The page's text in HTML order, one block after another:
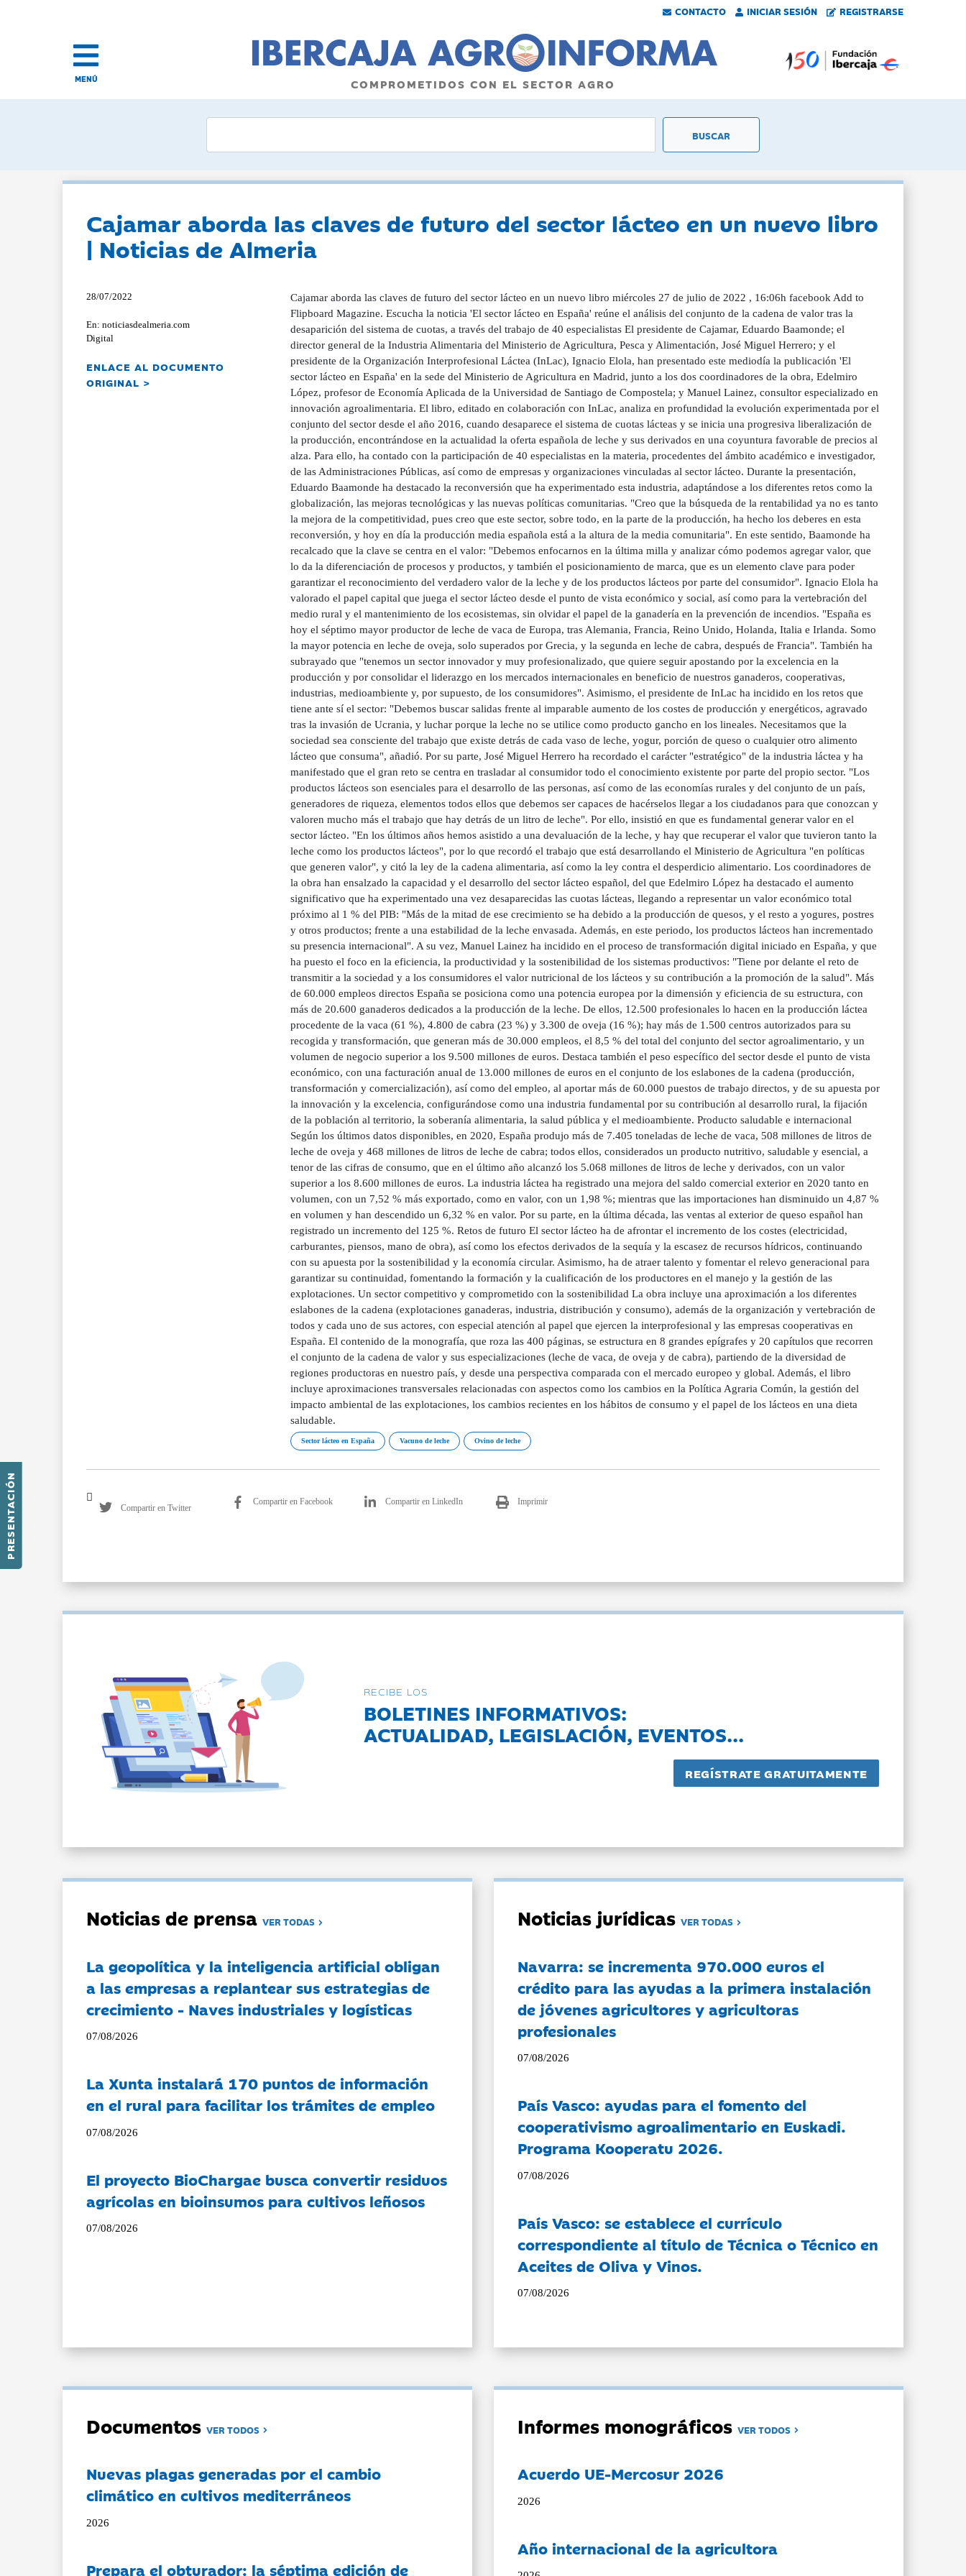
CONTACTO INICIAR SESIÓN REGISTRARSE
PRESENTACIÓN
MENÚ COMPROMETIDOS CON EL SECTOR AGRO
Cajamar aborda las claves de futuro del sector lácteo en un nuevo libro
| Noticias de Almeria
28/07/2022
En: noticiasdealmeria.com
Digital
ENLACE AL DOCUMENTO
ORIGINAL >
Cajamar aborda las claves de futuro del sector lácteo en un nuevo libro miércoles 27 de julio de 2022 , 16:06h facebook Add to
Flipboard Magazine. Escucha la noticia 'El sector lácteo en España' reúne el análisis del conjunto de la cadena de valor tras la
desaparición del sistema de cuotas, a través del trabajo de 40 especialistas El presidente de Cajamar, Eduardo Baamonde; el
director general de la Industria Alimentaria del Ministerio de Agricultura, Pesca y Alimentación, José Miguel Herrero; y el
presidente de la Organización Interprofesional Láctea (InLac), Ignacio Elola, han presentado este mediodía la publicación 'El
sector lácteo en España' en la sede del Ministerio de Agricultura en Madrid, junto a los dos coordinadores de la obra, Edelmiro
López, profesor de Economía Aplicada de la Universidad de Santiago de Compostela; y Manuel Lainez, consultor especializado en
innovación agroalimentaria. El libro, editado en colaboración con InLac, analiza en profundidad la evolución experimentada por el
conjunto del sector desde el año 2016, cuando desaparece el sistema de cuotas lácteas y se inicia una progresiva liberalización de
la producción, encontrándose en la actualidad la oferta española de leche y sus derivados en una coyuntura favorable de precios al
alza. Para ello, ha contado con la participación de 40 especialistas en la materia, procedentes del ámbito académico e investigador,
de las Administraciones Públicas, así como de empresas y organizaciones vinculadas al sector lácteo. Durante la presentación,
Eduardo Baamonde ha destacado la reconversión que ha experimentado esta industria, adaptándose a los diferentes retos como la
globalización, las mejoras tecnológicas y las nuevas políticas comunitarias. "Creo que la búsqueda de la rentabilidad ya no es tanto
la mejora de la competitividad, pues creo que este sector, sobre todo, en la parte de la producción, ha hecho los deberes en esta
reconversión, y hoy en día la producción media española está a la altura de la media comunitaria". En este sentido, Baamonde ha
recalcado que la clave se centra en el valor: "Debemos enfocarnos en la última milla y analizar cómo podemos agregar valor, que
lo da la diferenciación de procesos y productos, y también el posicionamiento de marca, que es un elemento clave para poder
garantizar el reconocimiento del verdadero valor de la leche y de los productos lácteos por parte del consumidor". Ignacio Elola ha
valorado el papel capital que juega el sector lácteo desde el punto de vista económico y social, así como para la vertebración del
medio rural y el mantenimiento de los ecosistemas, sin olvidar el papel de la ganadería en la prevención de incendios. "España es
hoy el séptimo mayor productor de leche de vaca de Europa, tras Alemania, Francia, Reino Unido, Holanda, Italia e Irlanda. Somo
la mayor potencia en leche de oveja, solo superados por Grecia, y la segunda en leche de cabra, después de Francia". También ha
subrayado que "tenemos un sector innovador y muy profesionalizado, que quiere seguir apostando por la excelencia en la
producción y por consolidar el liderazgo en los mercados internacionales en beneficio de nuestros ganaderos, cooperativas,
industrias, medioambiente y, por supuesto, de los consumidores". Asimismo, el presidente de InLac ha incidido en los retos que
tiene ante sí el sector: "Debemos buscar salidas frente al imparable aumento de los costes de producción y energéticos, agravado
tras la invasión de Ucrania, y luchar porque la leche no se utilice como producto gancho en los lineales. Necesitamos que la
sociedad sea consciente del trabajo que existe detrás de cada vaso de leche, yogur, porción de queso o cualquier otro alimento
lácteo que consuma", añadió. Por su parte, José Miguel Herrero ha recordado el carácter "estratégico" de la industria láctea y ha
manifestado que el gran reto se centra en trasladar al consumidor todo el conocimiento existente por parte del propio sector. "Los
productos lácteos son esenciales para el desarrollo de las personas, así como de las economías rurales y del conjunto de un país,
generadores de riqueza, elementos todos ellos que debemos ser capaces de hacérselos llegar a los ciudadanos para que conozcan y
valoren mucho más el trabajo que hay detrás de un litro de leche". Por ello, insistió en que es fundamental generar valor en el
sector lácteo. "En los últimos años hemos asistido a una devaluación de la leche, y hay que recuperar el valor que tuvieron tanto la
leche como los productos lácteos", por lo que recordó el trabajo que está desarrollando el Ministerio de Agricultura "en políticas
que generen valor", y citó la ley de la cadena alimentaria, así como la ley contra el desperdicio alimentario. Los coordinadores de
la obra han ensalzado la capacidad y el desarrollo del sector lácteo español, del que Edelmiro López ha destacado el aumento
significativo que ha experimentado una vez desaparecidas las cuotas lácteas, llegando a representar un valor económico total
próximo al 1 % del PIB: "Más de la mitad de ese crecimiento se ha debido a la producción de quesos, y el resto a yogures, postres
y otros productos; frente a una estabilidad de la leche envasada. Además, en este periodo, los productos lácteos han incrementado
su presencia internacional". A su vez, Manuel Lainez ha incidido en el proceso de transformación digital iniciado en España, y que
ha puesto el foco en la eficiencia, la productividad y la sostenibilidad de los sistemas productivos: "Tiene por delante el reto de
transmitir a la sociedad y a los consumidores el valor nutricional de los lácteos y su contribución a la promoción de la salud". Más
de 60.000 empleos directos España se posiciona como una potencia europea por la dimensión y eficiencia de su estructura, con
más de 20.600 ganaderos dedicados a la producción de la leche. De ellos, 12.500 profesionales lo hacen en la producción láctea
procedente de la vaca (61 %), 4.800 de cabra (23 %) y 3.300 de oveja (16 %); hay más de 1.500 centros autorizados para su
recogida y transformación, que generan más de 30.000 empleos, el 8,5 % del total del conjunto del sector agroalimentario, y un
volumen de negocio superior a los 9.500 millones de euros. Destaca también el peso específico del sector desde el punto de vista
económico, con una facturación anual de 13.000 millones de euros en el conjunto de los eslabones de la cadena (producción,
transformación y comercialización), así como del empleo, al aportar más de 60.000 puestos de trabajo directos, y de su apuesta por
la innovación y la excelencia, configurándose como una industria fundamental por su contribución al desarrollo rural, la fijación
de la población al territorio, la soberanía alimentaria, la salud pública y el medioambiente. Producto saludable e internacional
Según los últimos datos disponibles, en 2020, España produjo más de 7.405 toneladas de leche de vaca, 508 millones de litros de
leche de oveja y 468 millones de litros de leche de cabra; todos ellos, considerados un producto nutritivo, saludable y esencial, a
tenor de las cifras de consumo, que en el último año alcanzó los 5.068 millones de litros de leche y derivados, con un valor
superior a los 8.600 millones de euros. La industria láctea ha registrado una mejora del saldo comercial exterior en 2020 tanto en
volumen, con un 7,52 % más exportado, como en valor, con un 1,98 %; mientras que las importaciones han disminuido un 4,87 %
en volumen y han descendido un 6,32 % en valor. Por su parte, en la última década, las ventas al exterior de queso español han
registrado un incremento del 125 %. Retos de futuro El sector lácteo ha de afrontar el incremento de los costes (electricidad,
carburantes, piensos, mano de obra), así como los efectos derivados de la sequía y la escasez de recursos hídricos, continuando
con su apuesta por la sostenibilidad y la economía circular. Asimismo, ha de atraer talento y fomentar el relevo generacional para
garantizar su continuidad, fomentando la formación y la cualificación de los productores en el manejo y la gestión de las
explotaciones. Un sector competitivo y comprometido con la sostenibilidad La obra incluye una aproximación a los diferentes
eslabones de la cadena (explotaciones ganaderas, industria, distribución y consumo), además de la organización y vertebración de
todos y cada uno de sus actores, con especial atención al papel que ejercen la interprofesional y las empresas cooperativas en
España. El contenido de la monografía, que roza las 400 páginas, se estructura en 8 grandes epígrafes y 20 capítulos que recorren
el conjunto de la cadena de valor y sus especializaciones (leche de vaca, de oveja y de cabra), partiendo de la diversidad de
regiones productoras en nuestro país, y desde una perspectiva comparada con el mercado europeo y global. Además, el libro
incluye aproximaciones transversales relacionadas con aspectos como los cambios en la Política Agraria Común, la gestión del
impacto ambiental de las explotaciones, los cambios recientes en los hábitos de consumo y el papel de los lácteos en una dieta
saludable.
Sector lácteo en España Vacuno de leche Ovino de leche
Compartir en Twitter
Compartir en Facebook Compartir en LinkedIn Imprimir
RECIBE LOS
BOLETINES INFORMATIVOS:
ACTUALIDAD, LEGISLACIÓN, EVENTOS...
Noticias de prensaVER TODAS
La geopolítica y la inteligencia artificial obligan
a las empresas a replantear sus estrategias de
crecimiento - Naves industriales y logísticas
07/08/2026
La Xunta instalará 170 puntos de información
en el rural para facilitar los trámites de empleo
07/08/2026
El proyecto BioChargae busca convertir residuos
agrícolas en bioinsumos para cultivos leñosos
07/08/2026
Noticias jurídicasVER TODAS
Navarra: se incrementa 970.000 euros el
crédito para las ayudas a la primera instalación
de jóvenes agricultores y agricultoras
profesionales
07/08/2026
País Vasco: ayudas para el fomento del
cooperativismo agroalimentario en Euskadi.
Programa Kooperatu 2026.
07/08/2026
País Vasco: se establece el currículo
correspondiente al título de Técnica o Técnico en
Aceites de Oliva y Vinos.
07/08/2026
DocumentosVER TODOS
Nuevas plagas generadas por el cambio
climático en cultivos mediterráneos
2026
Prepara el obturador: la séptima edición de
Informes monográficosVER TODOS
Acuerdo UE-Mercosur 2026
2026
Año internacional de la agricultora